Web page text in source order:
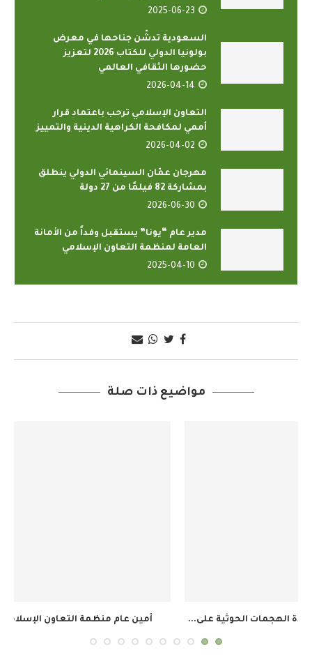
2025-06-23
السعودية تدشّن جناحها في معرض
بولونيا الدولي للكتاب 2026 لتعزيز
حضورها الثقافي العالمي
2026-04-14
التعاون الإسلامي ترحب باعتماد قرار
أممي لمكافحة الكراهية الدينية والتمييز
2026-04-02
مهرجان عمّان السينمائي الدولي ينطلق
بمشاركة 82 فيلمًا من 27 دولة
2026-06-30
مدير عام “يونا” يستقبل وفداً من الأمانة
العامة لمنظمة التعاون الإسلامي
2025-04-10
مواضيع ذات صلة
أمين عام منظمة التعاون الإسلامي يرحب باتفاق مكة...